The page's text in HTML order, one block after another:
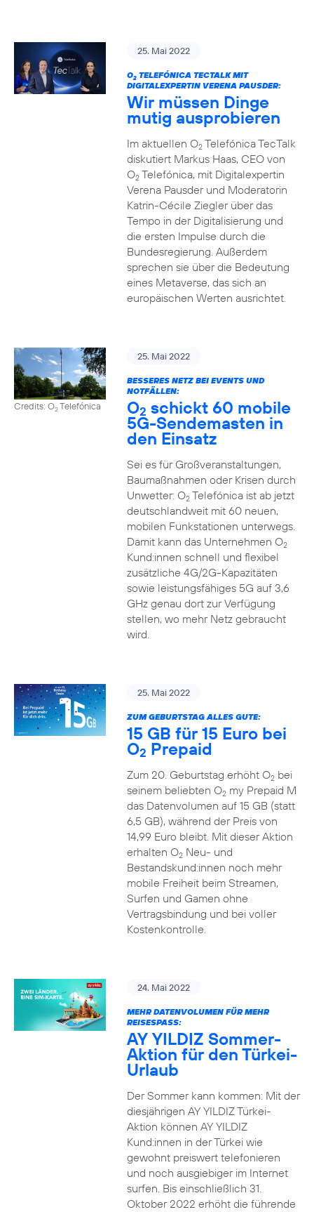
25. Mai 2022
O2TELEFÓNICA TECTALK MIT
DIGITALEXPERTIN VERENA PAUSDER:
Wir müssen Dinge
mutig ausprobieren
Im aktuellen O2Telefónica TecTalk
diskutiert Markus Haas, CEO von
O2Telefónica, mit Digitalexpertin
Verena Pausder und Moderatorin
Katrin-Cécile Ziegler über das
Tempo in der Digitalisierung und
die ersten Impulse durch die
Bundesregierung. Außerdem
sprechen sie über die Bedeutung
eines Metaverse, das sich an
europäischen Werten ausrichtet.
Credits: O2Telefónica
25. Mai 2022
BESSERES NETZ BEI EVENTS UND
NOTFÄLLEN:
O2 schickt 60 mobile
5G-Sendemasten in
den Einsatz
Sei es für Großveranstaltungen,
Baumaßnahmen oder Krisen durch
Unwetter: O2Telefónica ist ab jetzt
deutschlandweit mit 60 neuen,
mobilen Funkstationen unterwegs.
Damit kann das Unternehmen O2
Kund:innen schnell und flexibel
zusätzliche 4G/2G-Kapazitäten
sowie leistungsfähiges 5G auf 3,6
GHz genau dort zur Verfügung
stellen, wo mehr Netz gebraucht
wird.
25. Mai 2022
ZUM GEBURTSTAG ALLES GUTE:
15 GB für 15 Euro bei
O2 Prepaid
Zum 20. Geburtstag erhöht O2bei
seinem beliebten O2my Prepaid M
das Datenvolumen auf 15 GB (statt
6,5 GB), während der Preis von
14,99 Euro bleibt. Mit dieser Aktion
erhalten O2Neu- und
Bestandskund:innen noch mehr
mobile Freiheit beim Streamen,
Surfen und Gamen ohne
Vertragsbindung und bei voller
Kostenkontrolle.
24. Mai 2022
MEHR DATENVOLUMEN FÜR MEHR
REISESPASS:
AY YILDIZ Sommer-
Aktion für den Türkei-
Urlaub
Der Sommer kann kommen: Mit der
diesjährigen AY YILDIZ Türkei-
Aktion können AY YILDIZ
Kund:innen in der Türkei wie
gewohnt preiswert telefonieren
und noch ausgiebiger im Internet
surfen. Bis einschließlich 31.
Oktober 2022 erhöht die führende